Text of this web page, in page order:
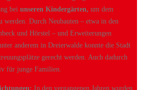
bei unseren Kindergärten, um dem
werden. Durch Neubauten – etwa in den
und Hörstel – und Erweiterungen
anderem in Dreierwalde konnte die Stadt
gerecht werden. Auch dadurch
für junge Familien.
In den vergangenen Jahren wurden